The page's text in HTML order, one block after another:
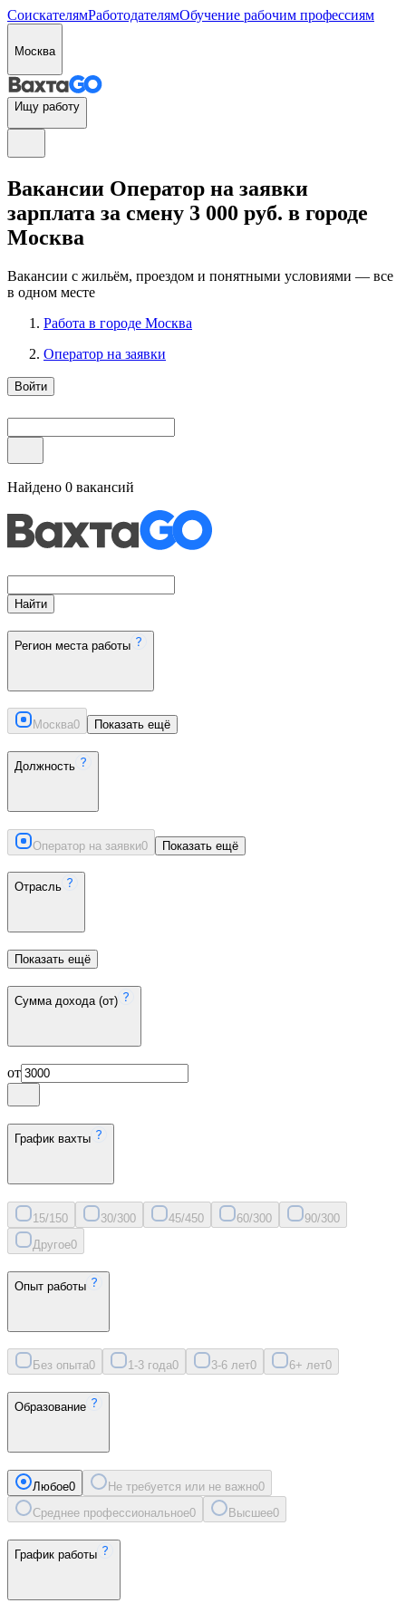
СоискателямРаботодателямОбучение рабочим профессиям
Москва
Ищу работу
Вакансии Оператор на заявки
зарплата за смену 3 000 руб. в городе
Москва
Вакансии с жильём, проездом и понятными условиями — все
в одном месте
Работа в городе Москва
Оператор на заявки
Войти
Найдено 0 вакансий
Найти
Регион места работы
Москва0 Показать ещё
Должность
Оператор на заявки0 Показать ещё
Отрасль
Показать ещё
Сумма дохода (от)
от
График вахты
15/150 30/300 45/450 60/300 90/300
Другое0
Опыт работы
Без опыта0 1-3 года0 3-6 лет0 6+ лет0
Образование
Любое0 Не требуется или не важно0
Среднее профессиональное0 Высшее0
График работы